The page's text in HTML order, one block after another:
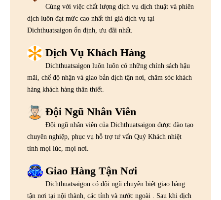
Cùng với việc chất lượng dịch vụ dịch thuật và phiên
dịch luôn đạt mức cao nhất thì giá dịch vụ tại
Dichthuatsaigon ổn định, ưu đãi nhất.
Dịch Vụ Khách Hàng
Dichthuatsaigon luôn luôn có những chính sách hậu
mãi, chế độ nhận và giao bản dịch tận nơi, chăm sóc khách
hàng khách hàng thân thiết.
Đội Ngũ Nhân Viên
Đội ngũ nhân viên của Dichthuatsaigon được đào tạo
chuyên nghiệp, phục vụ hỗ trợ tư vấn Quý Khách nhiệt
tình mọi lúc, mọi nơi.
Giao Hàng Tận Nơi
Dichthuatsaigon có đội ngũ chuyên biệt giao hàng
tận nơi tại nội thành, các tỉnh và nước ngoài . Sau khi dịch